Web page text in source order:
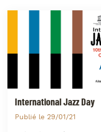
International Jazz Day
Publié le 29/01/21